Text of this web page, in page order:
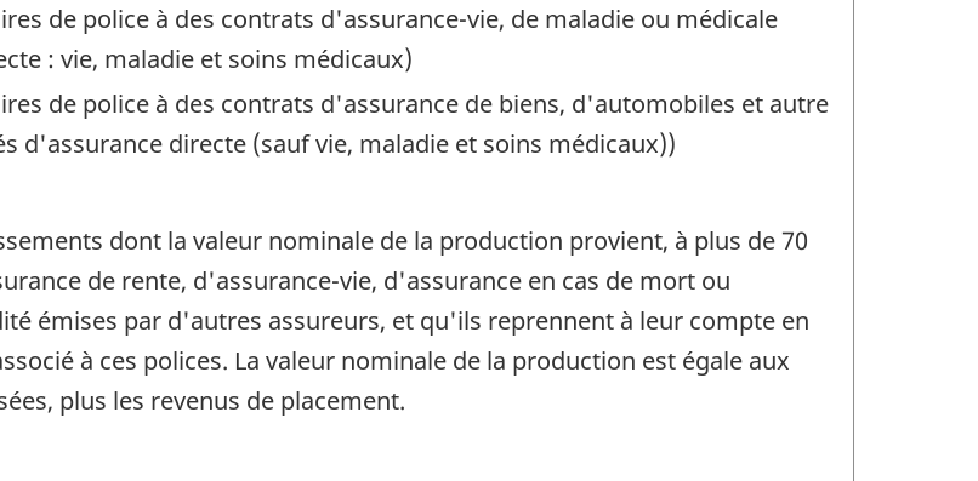
de police à des contrats d'assurance-vie, de maladie ou médicale
: vie, maladie et soins médicaux)
de police à des contrats d'assurance de biens, d'automobiles et autre
d'assurance directe (sauf vie, maladie et soins médicaux))
dont la valeur nominale de la production provient, à plus de 70
de rente, d'assurance-vie, d'assurance en cas de mort ou
émises par d'autres assureurs, et qu'ils reprennent à leur compte en
à ces polices. La valeur nominale de la production est égale aux
plus les revenus de placement.